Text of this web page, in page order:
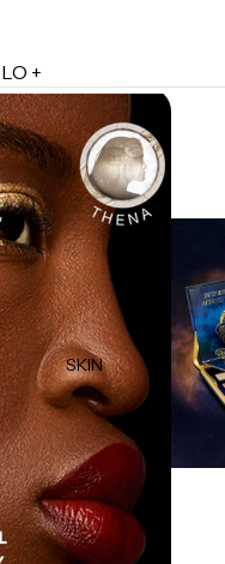
LO +
DESTACADO
Lo + Nuevo
Ofertas
Sets de Regalo
Marketplace
Minis
Marcas
Tarjetas de Regalo
MINIS
Skincare Minis
Makeup Minis
Hair Care Minis
SKIN